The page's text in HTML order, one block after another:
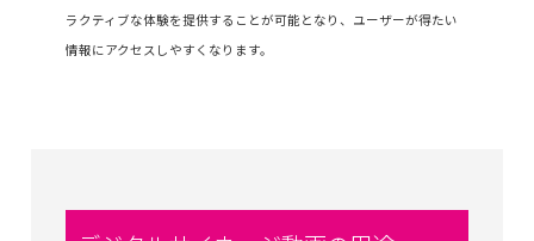
ラクティブな体験を提供することが可能となり、ユーザーが得たい
情報にアクセスしやすくなります。